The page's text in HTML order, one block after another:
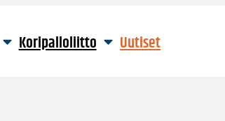
Koripalloliitto Uutiset